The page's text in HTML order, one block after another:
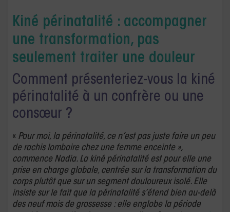
Kiné périnatalité : accompagner
une transformation, pas
seulement traiter une douleur
Comment présenteriez-vous la kiné
périnatalité à un confrère ou une
consœur ?
« Pour moi, la périnatalité, ce n’est pas juste faire un peu
de rachis lombaire chez une femme enceinte »,
commence Nadia. La kiné périnatalité est pour elle une
prise en charge globale, centrée sur la transformation du
corps plutôt que sur un segment douloureux isolé. Elle
insiste sur le fait que la périnatalité s’étend bien au-delà
des neuf mois de grossesse : elle englobe la période